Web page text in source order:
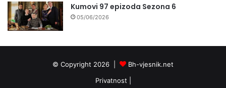
Kumovi 97 epizoda Sezona 6
05/06/2026
© Copyright 2026 |
Bh-vjesnik.net
Privatnost